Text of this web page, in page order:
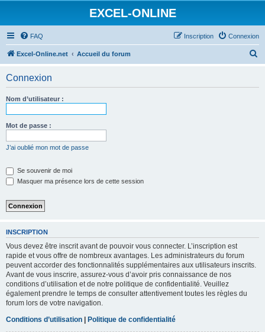
EXCEL-ONLINE
FAQ Connexion
Inscription
Excel-Online.net Accueil du forum
Connexion
Nom d’utilisateur :
Mot de passe :
J’ai oublié mon mot de passe
Se souvenir de moi
Masquer ma présence lors de cette session
INSCRIPTION
Vous devez être inscrit avant de pouvoir vous connecter. L’inscription est
rapide et vous offre de nombreux avantages. Les administrateurs du forum
peuvent accorder des fonctionnalités supplémentaires aux utilisateurs inscrits.
Avant de vous inscrire, assurez-vous d’avoir pris connaissance de nos
conditions d’utilisation et de notre politique de confidentialité. Veuillez
également prendre le temps de consulter attentivement toutes les règles du
forum lors de votre navigation.
Conditions d’utilisation | Politique de confidentialité